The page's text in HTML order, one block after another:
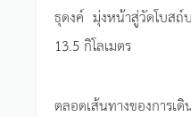
ธุดงค์ มุ่งหน้าสู่วัดโบสถ์
13.5 กิโลเมตร
ตลอดเส้นทางของการ